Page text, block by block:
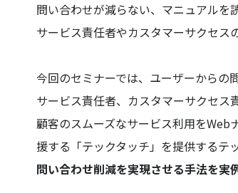
問い合わせが減らない、マニュアルを
サービス責任者やカスタマーサクセス
今回のセミナーでは、ユーザーからの
サービス責任者、カスタマーサクセス
顧客のスムーズなサービス利用をWeb
援する「テックタッチ」を提供するテ
問い合わせ削減を実現させる手法を実